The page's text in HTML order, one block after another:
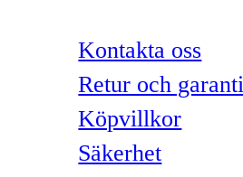
Kontakta oss
Retur och garanti
Köpvillkor
Säkerhet